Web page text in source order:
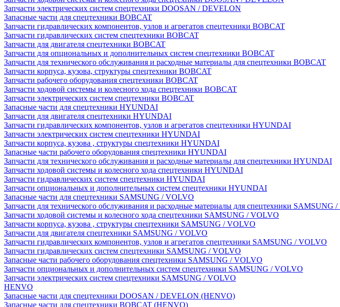
Запчасти электрических систем спецтехники DOOSAN / DEVELON
Запасные части для спецтехники BOBCAT
Запчасти гидравлических компонентов, узлов и агрегатов спецтехники BOBCAT
Запчасти гидравлических систем спецтехники BOBCAT
Запчасти для двигателя спецтехники BOBCAT
Запчасти для опциональных и дополнительных систем спецтехники BOBCAT
Запчасти для технического обслуживания и расходные материалы для спецтехники BOBCAT
Запчасти корпуса, кузова, структуры спецтехники BOBCAT
Запчасти рабочего оборудования спецтехники BOBCAT
Запчасти ходовой системы и колесного хода спецтехники BOBCAT
Запчасти электрических систем спецтехники BOBCAT
Запасные части для спецтехники HYUNDAI
Запчасти для двигателя спецтехники HYUNDAI
Запчасти гидравлических компонентов, узлов и агрегатов спецтехники HYUNDAI
Запчасти электрических систем спецтехники HYUNDAI
Запчасти корпуса, кузова , структуры спецтехники HYUNDAI
Запасные части рабочего оборудования спецтехники HYUNDAI
Запчасти для технического обслуживания и расходные материалы для спецтехники HYUNDAI
Запчасти ходовой системы и колесного хода спецтехники HYUNDAI
Запчасти гидравлических систем спецтехники HYUNDAI
Запчасти опциональных и дополнительных систем спецтехники HYUNDAI
Запасные части для спецтехники SAMSUNG / VOLVO
Запчасти для технического обслуживания и расходные материалы для спецтехники SAMSUNG
Запчасти ходовой системы и колесного хода спецтехники SAMSUNG / VOLVO
Запчасти корпуса, кузова , структуры спецтехники SAMSUNG / VOLVO
Запчасти для двигателя спецтехники SAMSUNG / VOLVO
Запчасти гидравлических компонентов, узлов и агрегатов спецтехники SAMSUNG / VOLVO
Запчасти гидравлических систем спецтехники SAMSUNG / VOLVO
Запасные части рабочего оборудования спецтехники SAMSUNG / VOLVO
Запчасти опциональных и дополнительных систем спецтехники SAMSUNG / VOLVO
Запчасти электрических систем спецтехники SAMSUNG / VOLVO
HENVO
Запасные части для спецтехники DOOSAN / DEVELON (HENVO)
Запасные части для спецтехники BOBCAT (HENVO)